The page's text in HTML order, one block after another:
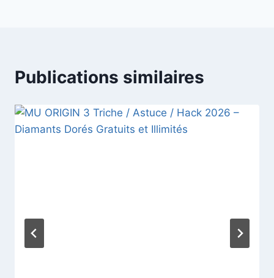
Publications similaires